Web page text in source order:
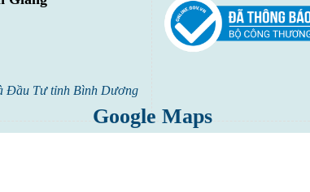
Đầu Tư tỉnh Bình Dương
Google Maps